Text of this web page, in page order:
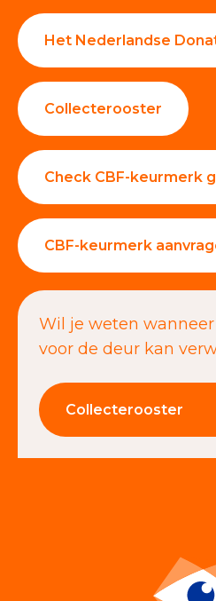
Het Nederlandse
Collecterooster
Check CBF-keurmerk
CBF-keurmerk
Wil je weten wanneer
voor de deur kan
Collecterooster